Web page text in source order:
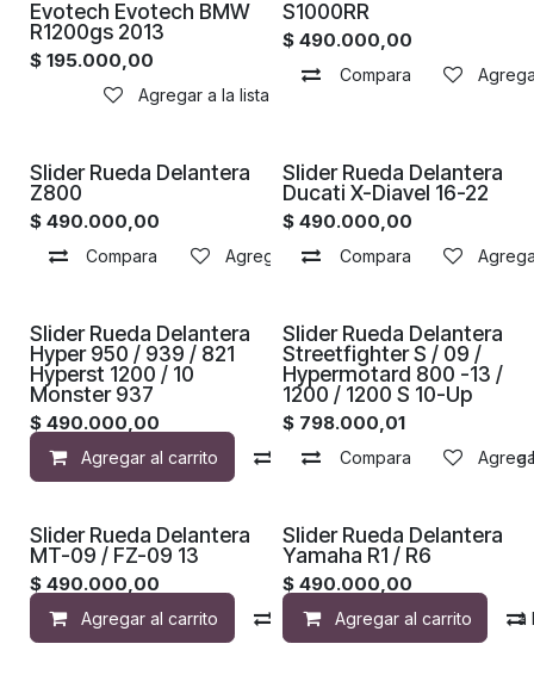
Evotech Evotech BMW
R1200gs 2013
$ 195.000,00
Agregar a la lista de deseos
S1000RR
$490.000,00
Compara
Slider Rueda Delantera
Z800
$ 490.000,00
Compara Agregar a la lista de deseos
Slider Rueda Delantera
Ducati X-Diavel 16-22
$490.000,00
Compara
Slider Rueda Delantera
Hyper 950 / 939 / 821
Hyperst 1200 / 10
Monster 937
$ 490.000,00
Agregar al carrito Compara Agregar a
Slider Rueda Delantera
Streetfighter S / 09 /
Hypermotard 800 -13 /
1200 / 1200 S 10-Up
$ 798.000,01
Compara
Slider Rueda Delantera
MT-09 / FZ-09 13
$ 490.000,00
Agregar al carrito Compara Agregar a la
Slider Rueda Delantera
Yamaha R1 / R6
$490.000,00
Agregar al carrito